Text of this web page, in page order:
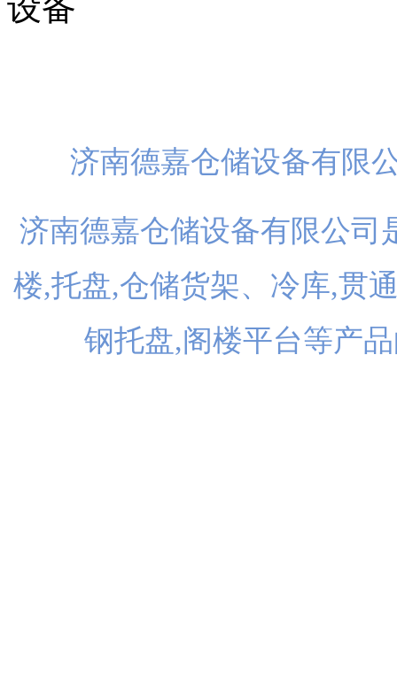
济南德嘉仓储设备有
济南德嘉仓储设备有限公司
楼,托盘,仓储货架、冷库,贯
钢托盘,阁楼平台等产